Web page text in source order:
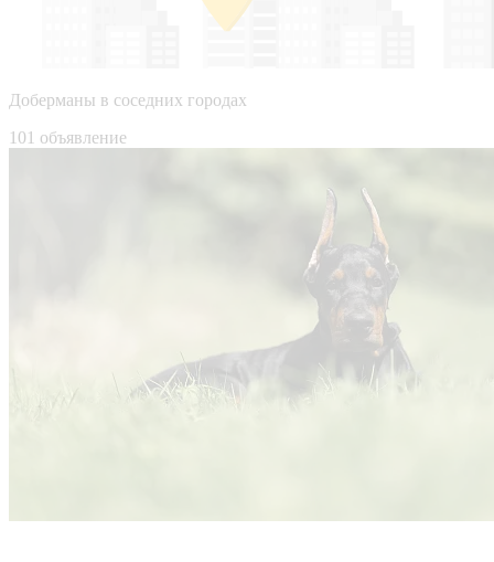
Доберманы в соседних городах
101 объявление